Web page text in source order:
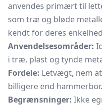
anvendes primært til
som træ og bløde
kendt for deres
Anvendelsesområder:
i træ, plast og tynde
Fordele: Letvægt, nem
billigere end hammerbor.
Begrænsninger: Ikke